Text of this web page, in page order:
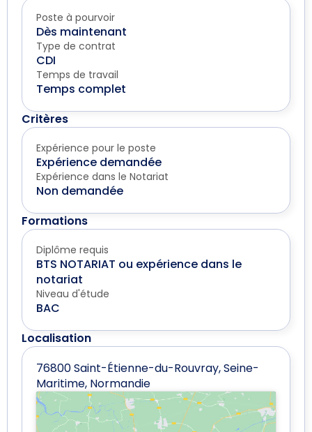
Poste à pourvoir
Dès maintenant
Type de contrat
CDI
Temps de travail
Temps complet
Critères
Expérience pour le poste
Expérience demandée
Expérience dans le Notariat
Non demandée
Formations
Diplôme requis
BTS NOTARIAT ou expérience dans le
notariat
Niveau d'étude
BAC
Localisation
76800 Saint-Étienne-du-Rouvray, Seine-
Maritime, Normandie